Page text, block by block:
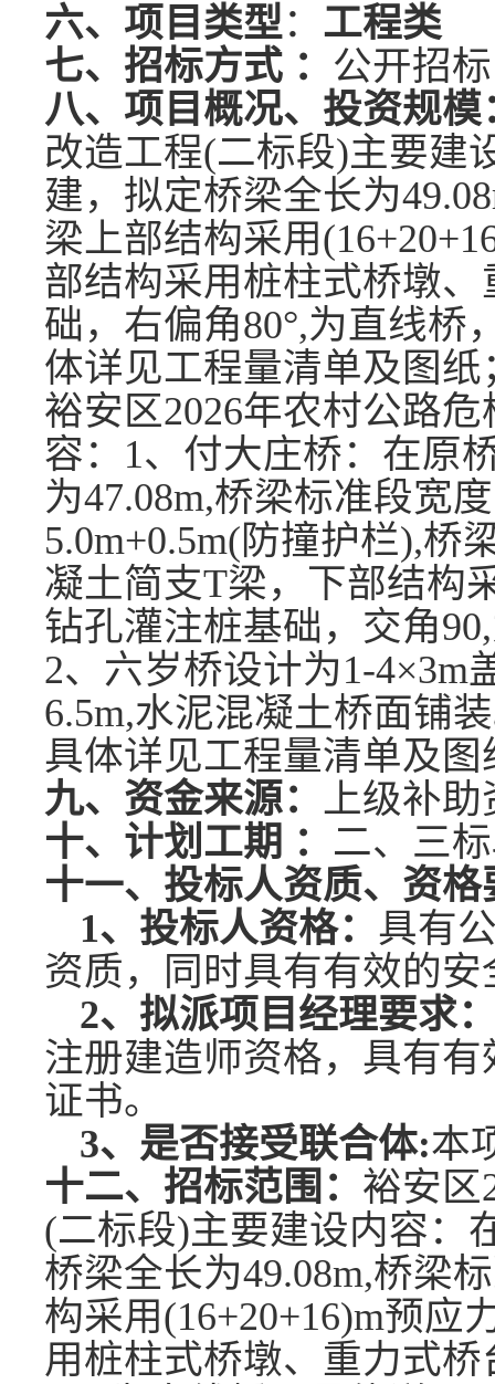
六、项目类型： 工程类
七、招标方式 ： 公开招标
八、项目概况、投资规模
改造工程(二标段)主要建
建，拟定桥梁全长为
梁上部结构采用
部结构采用桩柱式桥墩
础，右偏角80°,为直线桥
体详见工程量清单及图纸
裕安区2026年农村公路
容：1、付大庄桥：在原
为47.08m,桥梁标准段宽
5.0m+0.5m(防撞护栏),桥
凝土简支T梁，下部结构
钻孔灌注桩基础，交角
2、六岁桥设计为1-4×3m
6.5m,水泥混凝土桥面铺
具体详见工程量清单及图
九、资金来源： 上级补助
十、计划工期 ： 二、三
十一、投标人资质、资格
1、投标人资格： 具有
资质，同时具有有效的
2、拟派项目经理要求
注册建造师资格，具有有
证书。
3、是否接受联合体:本
十二、招标范围： 裕安区
(二标段)主要建设内容：
桥梁全长为49.08m,桥梁
构采用(16+20+16)m预应
用桩柱式桥墩、重力式